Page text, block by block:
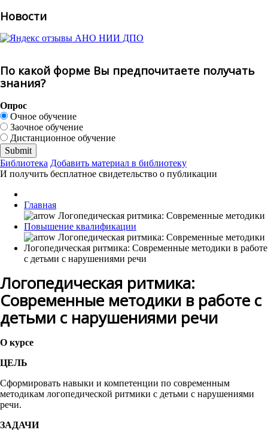
Новости
По какой форме Вы предпочитаете получать
знания?
Опрос
Очное обучение
Заочное обучение
Дистанционное обучение
Библиотека Добавить материал в библиотеку
И получить бесплатное свидетельство о публикации
Главная
Повышение квалификации
Логопедическая ритмика: Современные методики в работе
с детьми с нарушениями речи
Логопедическая ритмика:
Современные методики в работе с
детьми с нарушениями речи
О курсе
ЦЕЛЬ
Сформировать навыки и компетенции по современным
методикам логопедической ритмики с детьми с нарушениями
речи.
ЗАДАЧИ